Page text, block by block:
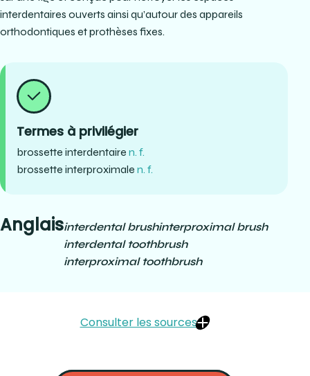
interdentaires ouverts ainsi qu’autour des appareils
orthodontiques et prothèses fixes.
Termes à privilégier
brossette interdentaire n. f.
brossette interproximale n. f.
Anglaisinterdental brushinterproximal brush
interdental toothbrush
interproximal toothbrush
Consulter les sources